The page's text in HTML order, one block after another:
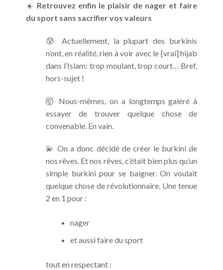
☀️ Retrouvez enfin le plaisir de nager et faire
du sport sans sacrifier vos valeurs
😰 Actuellement, la plupart des burkinis
n’ont, en réalité, rien à voir avec le [vrai] hijab
dans l’Islam: trop moulant, trop court… Bref,
hors-sujet !
🤯 Nous-mêmes, on a longtemps galéré à
essayer de trouver quelque chose de
convenable. En vain.
💫 On a donc décidé de créer le burkini de
nos rêves. Et nos rêves, c’était bien plus qu’un
simple burkini pour se baigner. On voulait
quelque chose de révolutionnaire. Une tenue
2 en 1 pour :
nager
et aussi faire du sport
tout en respectant :